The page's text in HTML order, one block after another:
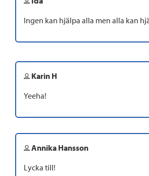
Ingen kan hjälpa alla men alla kan
Karin H
Yeeha!
Annika Hansson
Lycka till!